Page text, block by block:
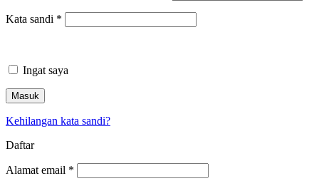
Kata sandi *
Ingat saya
Masuk
Kehilangan kata sandi?
Daftar
Alamat email *